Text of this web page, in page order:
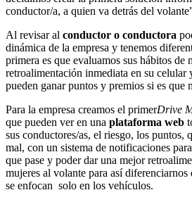
conductor/a, a quien va detrás del
Al revisar al conductor o conductora
dinámica de la empresa y tenemos
primera es que evaluamos sus hábitos de
retroalimentación inmediata en su celular
pueden ganar puntos y premios si es que
Para la empresa creamos el primerDrive
que pueden ver en una plataforma web
sus conductores/as, el riesgo, los puntos,
mal, con un sistema de notificaciones
que pase y poder dar una mejor
mujeres al volante para así diferenciarnos
se enfocan solo en los vehículos.